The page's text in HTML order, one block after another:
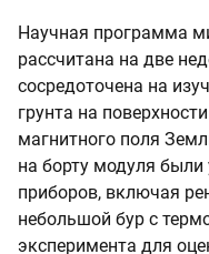
Научная программа
рассчитана на две
сосредоточена на
грунта на
магнитного поля
на борту модуля
приборов, включая
небольшой бур с
эксперимента для